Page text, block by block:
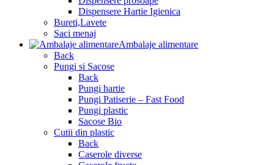
Dispensere Hartie Igienica
Bureti,Lavete
Saci menaj
Ambalaje alimentare
Back
Pungi si Sacose
Back
Pungi hartie
Pungi Patiserie – Fast Food
Pungi plastic
Sacose Bio
Cutii din plastic
Back
Caserole diverse